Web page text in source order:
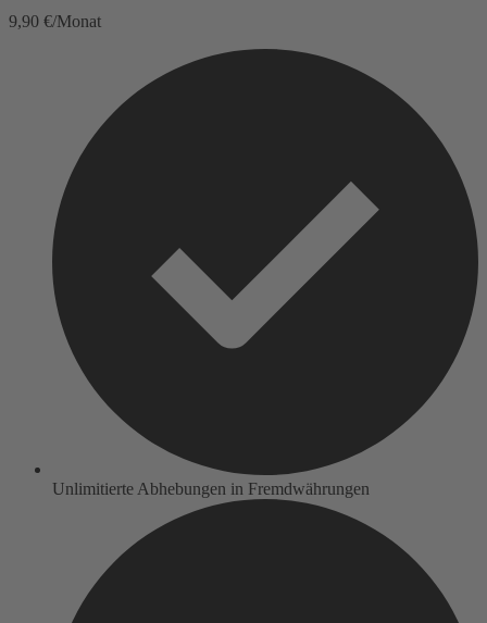
9,90 €/Monat
Unlimitierte Abhebungen in Fremdwährungen